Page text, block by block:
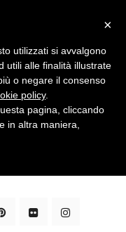
community #1 in
×
utilizzati si avvalgono
utili alle finalità illustrate
o negare il consenso
policy.
pagina, cliccando
in altra maniera,